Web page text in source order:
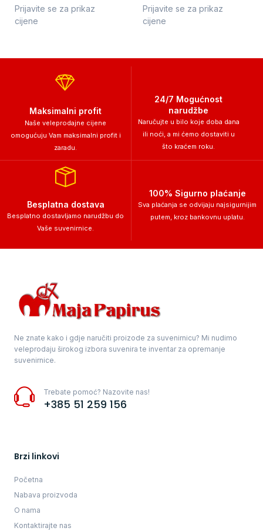
Prijavite se za prikaz
cijene
Prijavite se za prikaz
cijene
Maksimalni profit
Naše veleprodajne cijene
omogućuju Vam maksimalni profit i
zaradu.
24/7 Mogućnost
narudžbe
Naručujte u bilo koje doba dana
ili noći, a mi ćemo dostaviti u
što kraćem roku.
Besplatna dostava
Besplatno dostavljamo narudžbu do
Vaše suvenirnice.
100% Sigurno plaćanje
Sva plaćanja se odvijaju najsigurnijim
putem, kroz bankovnu uplatu.
Ne znate kako i gdje naručiti proizode za suvenirnicu? Mi nudimo
veleprodaju širokog izbora suvenira te inventar za opremanje
suvenirnice.
Trebate pomoć? Nazovite nas!
+385 51 259 156
Brzi linkovi
Početna
Nabava proizvoda
O nama
Kontaktirajte nas